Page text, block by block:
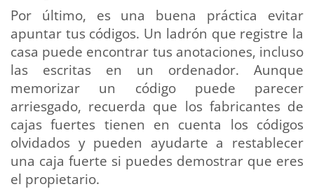
Por último, es una buena práctica evitar
apuntar tus códigos. Un ladrón que registre la
casa puede encontrar tus anotaciones, incluso
las escritas en un ordenador. Aunque
memorizar un código puede parecer
arriesgado, recuerda que los fabricantes de
cajas fuertes tienen en cuenta los códigos
olvidados y pueden ayudarte a restablecer
una caja fuerte si puedes demostrar que eres
el propietario.